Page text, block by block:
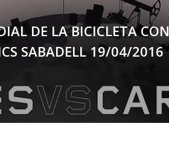
DE LA BICICLETA CON
SABADELL 19/04/2016